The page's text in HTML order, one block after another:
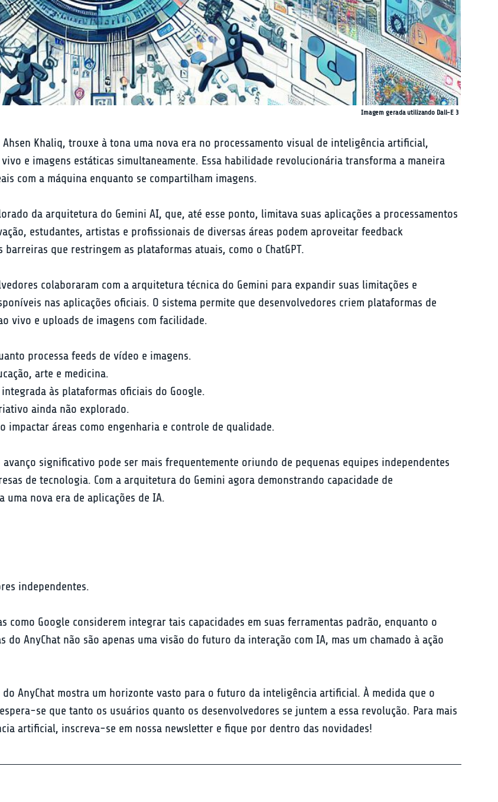
Imagem gerada utilizando Dall-E 3
Khaliq, trouxe à tona uma nova era no processamento visual de inteligência artificial,
e imagens estáticas simultaneamente. Essa habilidade revolucionária transforma a maneira
com a máquina enquanto se compartilham imagens.
da arquitetura do Gemini AI, que, até esse ponto, limitava suas aplicações a processamentos
estudantes, artistas e profissionais de diversas áreas podem aproveitar feedback
que restringem as plataformas atuais, como o ChatGPT.
colaboraram com a arquitetura técnica do Gemini para expandir suas limitações e
nas aplicações oficiais. O sistema permite que desenvolvedores criem plataformas de
vivo e uploads de imagens com facilidade.
processa feeds de vídeo e imagens.
arte e medicina.
às plataformas oficiais do Google.
ainda não explorado.
impactar áreas como engenharia e controle de qualidade.
significativo pode ser mais frequentemente oriundo de pequenas equipes independentes
de tecnologia. Com a arquitetura do Gemini agora demonstrando capacidade de
nova era de aplicações de IA.
independentes.
como Google considerem integrar tais capacidades em suas ferramentas padrão, enquanto o
do AnyChat não são apenas uma visão do futuro da interação com IA, mas um chamado à ação
AnyChat mostra um horizonte vasto para o futuro da inteligência artificial. À medida que o
se que tanto os usuários quanto os desenvolvedores se juntem a essa revolução. Para mais
artificial, inscreva-se em nossa newsletter e fique por dentro das novidades!